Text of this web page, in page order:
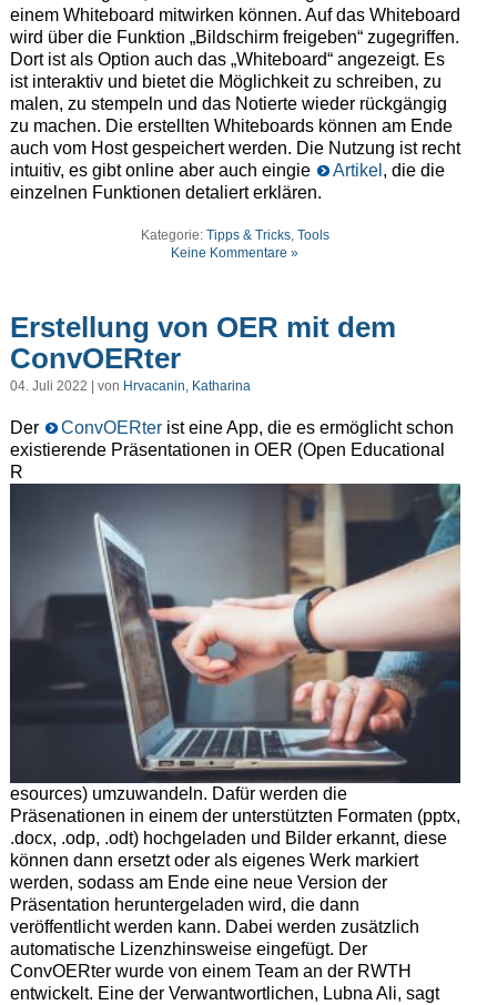
einem Whiteboard mitwirken können. Auf das Whiteboard
wird über die Funktion „Bildschirm freigeben“ zugegriffen.
Dort ist als Option auch das „Whiteboard“ angezeigt. Es
ist interaktiv und bietet die Möglichkeit zu schreiben, zu
malen, zu stempeln und das Notierte wieder rückgängig
zu machen. Die erstellten Whiteboards können am Ende
auch vom Host gespeichert werden. Die Nutzung ist recht
intuitiv, es gibt online aber auch eingie
Artikel , die die
einzelnen Funktionen detaliert erklären.
Kategorie: Tipps & Tricks, Tools
Keine Kommentare »
Erstellung von OER mit dem
ConvOERter
04. Juli 2022 | von Hrvacanin, Katharina
Der ConvOERterist eine App, die es ermöglicht schon
existierende Präsentationen in OER (Open Educational
R
esources) umzuwandeln. Dafür werden die
Präsenationen in einem der unterstützten Formaten (pptx,
.docx, .odp, .odt) hochgeladen und Bilder erkannt, diese
können dann ersetzt oder als eigenes Werk markiert
werden, sodass am Ende eine neue Version der
Präsentation heruntergeladen wird, die dann
veröffentlicht werden kann. Dabei werden zusätzlich
automatische Lizenzhinsweise eingefügt. Der
ConvOERter wurde von einem Team an der RWTH
entwickelt. Eine der Verwantwortlichen, Lubna Ali, sagt